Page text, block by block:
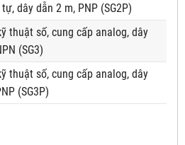
dây dẫn 2 m, PNP (SG2P)
thuật số, cung cấp analog, dây
(SG3)
thuật số, cung cấp analog, dây
(SG3P)